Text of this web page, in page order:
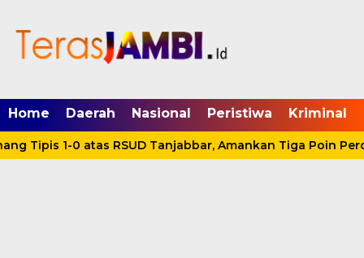
Home Daerah Nasional Peristiwa Kriminal
Tipis 1-0 atas RSUD Tanjabbar, Amankan Tiga Poin